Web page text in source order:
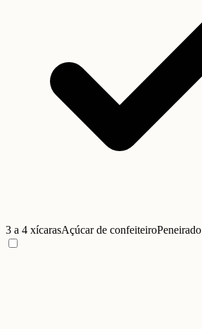
3 a 4 xícarasAçúcar de confeiteiroPeneirado